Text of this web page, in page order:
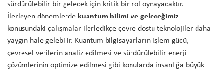
sürdürülebilir bir gelecek için kritik bir rol oynayacaktır.
İlerleyen dönemlerde kuantum bilimi ve geleceğimiz
konusundaki çalışmalar ilerledikçe çevre dostu teknolojiler daha
yaygın hale gelebilir. Kuantum bilgisayarların işlem gücü,
çevresel verilerin analiz edilmesi ve sürdürülebilir enerji
çözümlerinin optimize edilmesi gibi konularda insanlığa büyük